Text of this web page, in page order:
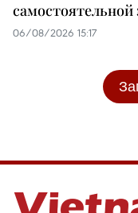
06/08/2026 15:17